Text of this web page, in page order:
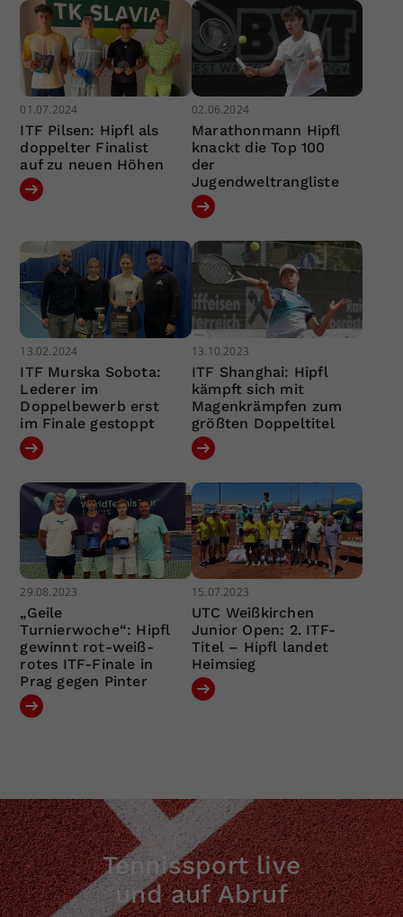
01.07.2024
ITF Pilsen: Hipfl als
doppelter Finalist
auf zu neuen Höhen
02.06.2024
Marathonmann Hipfl
knackt die Top 100
der
Jugendweltrangliste
13.02.2024
ITF Murska Sobota:
Lederer im
Doppelbewerb erst
im Finale gestoppt
13.10.2023
ITF Shanghai: Hipfl
kämpft sich mit
Magenkrämpfen zum
größten Doppeltitel
29.08.2023
„Geile
Turnierwoche“: Hipfl
gewinnt rot-weiß-
rotes ITF-Finale in
Prag gegen Pinter
15.07.2023
UTC Weißkirchen
Junior Open: 2. ITF-
Titel – Hipfl landet
Heimsieg
Tennissport live
und auf Abruf